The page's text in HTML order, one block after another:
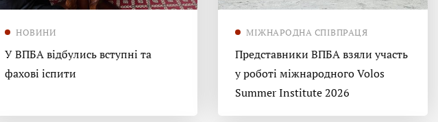
НОВИНИ
У ВПБА відбулись вступні та
фахові іспити
МІЖНАРОДНА СПІВПРАЦЯ
Представники ВПБА взяли участь
у роботі міжнародного Volos
Summer Institute 2026